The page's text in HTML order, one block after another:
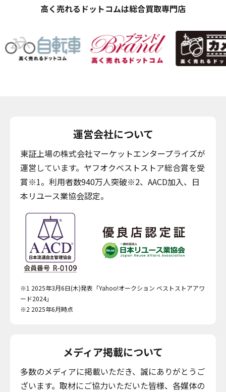
高く売れるドットコムは総合買取専門店
運営会社について
東証上場の株式会社マーケットエンタープライズが
運営しています。ヤフオクベストストア総合賞を受
賞※1。利用者数940万人突破※2、AACD加入、日
本リユース業協会認定。
※1 2025年3月6日(木)発表「Yahoo!オークション ベストストアアワ
ード2024」
※2 2025年6月時点
メディア掲載について
多数のメディアに掲載いただき、誠にありがとうご
ざいます。取材にご協力いただいた皆様、各媒体の